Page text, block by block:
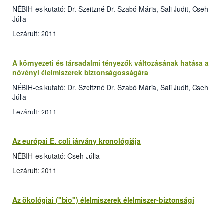
NÉBIH-es kutató: Dr. Szeitzné Dr. Szabó Mária, Sali Judit, Cseh
Júlia
Lezárult: 2011
A környezeti és társadalmi tényezők változásának hatása a
növényi élelmiszerek biztonságosságára
NÉBIH-es kutató: Dr. Szeitzné Dr. Szabó Mária, Sali Judit, Cseh
Júlia
Lezárult: 2011
Az európai E. coli járvány kronológiája
NÉBIH-es kutató: Cseh Júlia
Lezárult: 2011
Az ökológiai ("bio") élelmiszerek élelmiszer-biztonsági